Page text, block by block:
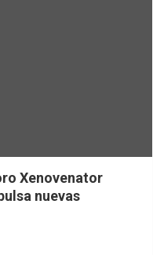
Xenovenator
nuevas